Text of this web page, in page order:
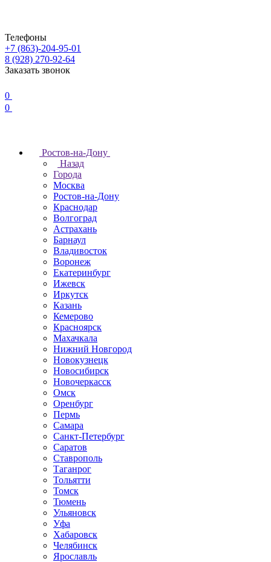
Телефоны
+7 (863)-204-95-01
8 (928) 270-92-64
Заказать звонок
0
0
Ростов-на-Дону
Назад
Города
Москва
Ростов-на-Дону
Краснодар
Волгоград
Астрахань
Барнаул
Владивосток
Воронеж
Екатеринбург
Ижевск
Иркутск
Казань
Кемерово
Красноярск
Махачкала
Нижний Новгород
Новокузнецк
Новосибирск
Новочеркаcск
Омск
Оренбург
Пермь
Самара
Санкт-Петербург
Саратов
Ставрополь
Таганрог
Тольятти
Томск
Тюмень
Ульяновск
Уфа
Хабаровск
Челябинск
Ярославль